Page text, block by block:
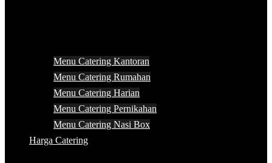
Menu Catering Kantoran
Menu Catering Rumahan
Menu Catering Harian
Menu Catering Pernikahan
Menu Catering Nasi Box
Harga Catering